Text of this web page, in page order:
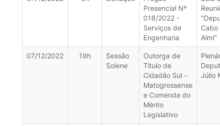
Presencial Nº
018/2022 -
Serviços de
Engenharia
Cabo
Almi"
07/12/2022 19h
Sessão
Solene
Outorga de
Titulo de
Cidadão Sul -
Matogrossense
e Comenda do
Mérito
Legislativo
Júlio